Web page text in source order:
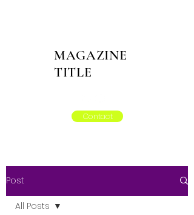
MAGAZINE
TITLE
Contact
Post
All Posts